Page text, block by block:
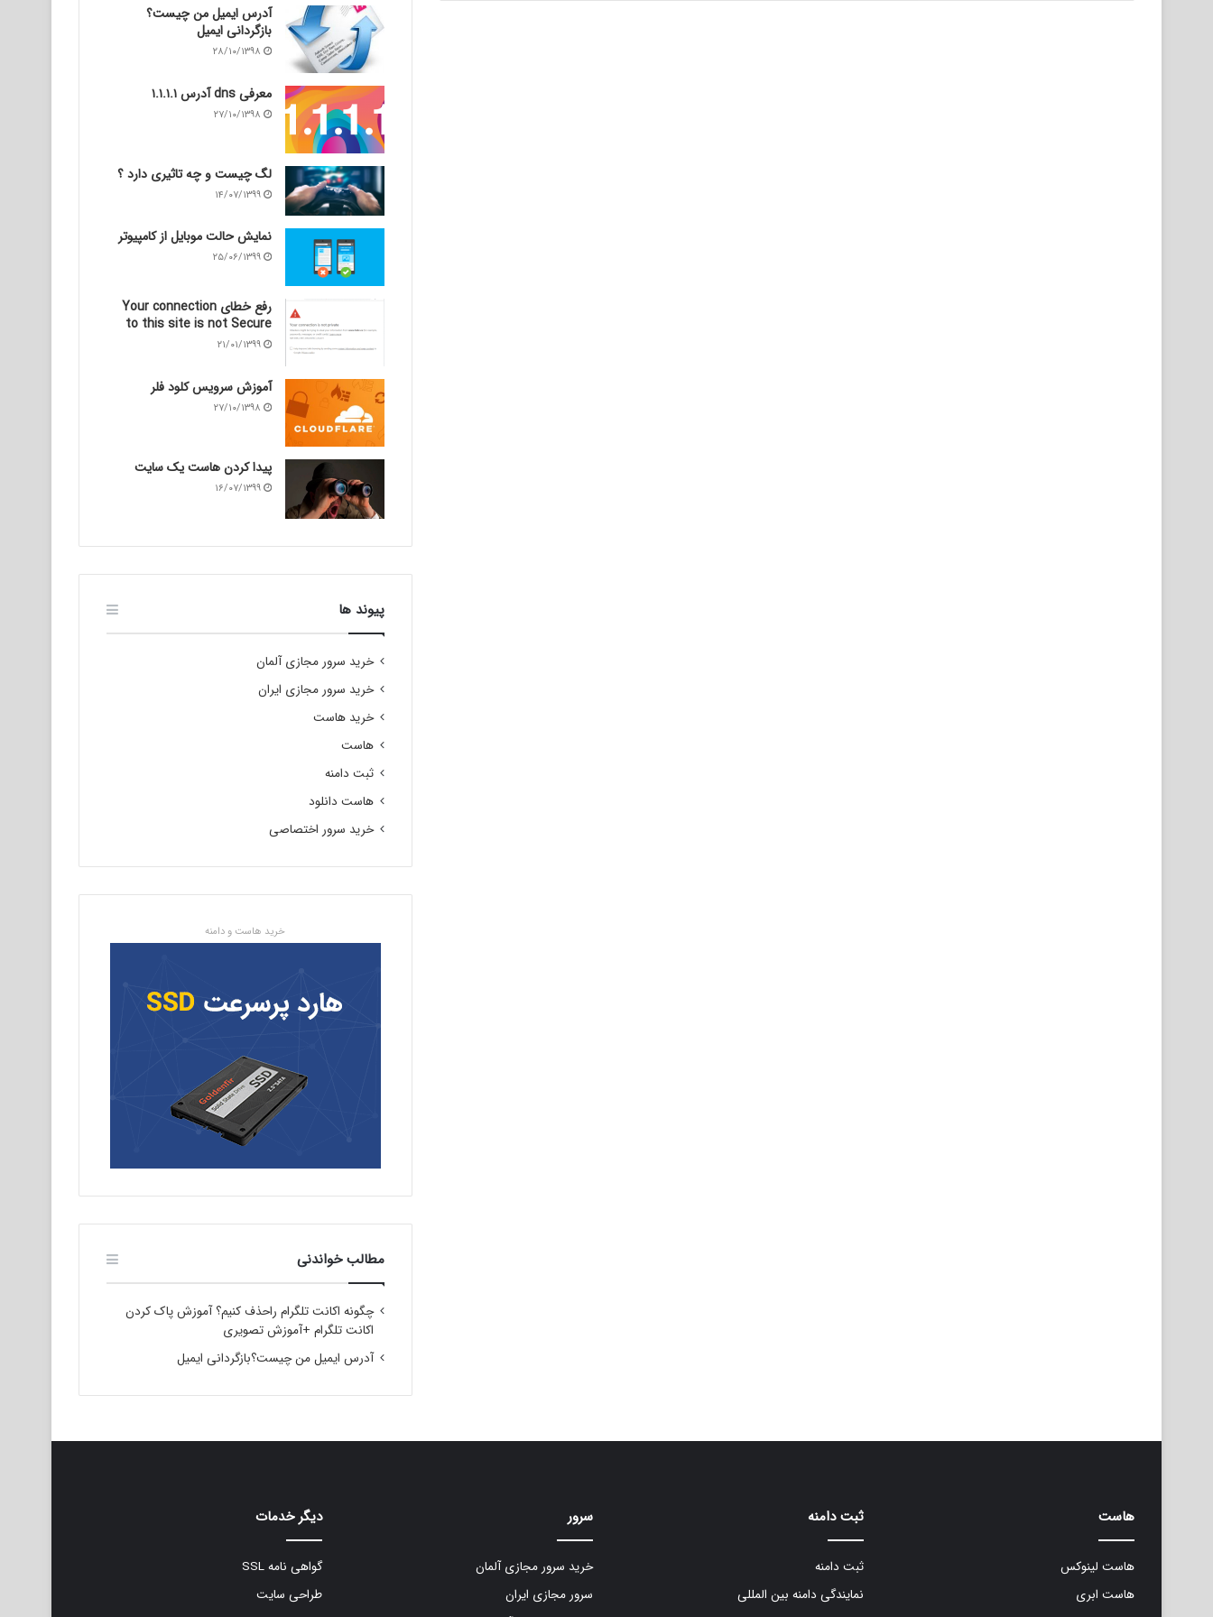
آدرس ایمیل من چیست؟
بازگردانی ایمیل
۲۸/۱۰/۱۳۹۸
معرفی dns آدرس ۱.۱.۱.۱
۲۷/۱۰/۱۳۹۸
لگ چیست و چه تاثیری دارد ؟
۱۴/۰۷/۱۳۹۹
نمایش حالت موبایل از کامپیوتر
۲۵/۰۶/۱۳۹۹
رفع خطای Your connection
to this site is not Secure
۲۱/۰۱/۱۳۹۹
آموزش سرویس کلود فلر
۲۷/۱۰/۱۳۹۸
پیدا کردن هاست یک سایت
۱۶/۰۷/۱۳۹۹
پیوند ها
خرید سرور مجازی آلمان
خرید سرور مجازی ایران
خرید هاست
هاست
ثبت دامنه
هاست دانلود
خرید سرور اختصاصی
خرید هاست و دامنه
مطالب خواندنی
چگونه اکانت تلگرام راحذف کنیم؟ آموزش پاک کردن
اکانت تلگرام +آموزش تصویری
آدرس ایمیل من چیست؟بازگردانی ایمیل
هاست
هاست لینوکس
هاست ابری
ثبت دامنه
ثبت دامنه
نمایندگی دامنه بین المللی
سرور
خرید سرور مجازی آلمان
سرور مجازی ایران
دیگر خدمات
گواهی نامه SSL
طراحی سایت